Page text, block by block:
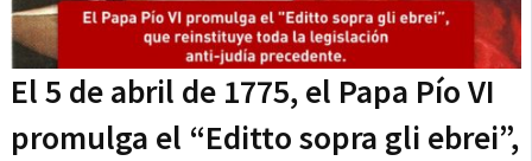
El 5 de abril de 1775, el Papa Pío VI
promulga el “Editto sopra gli ebrei”,